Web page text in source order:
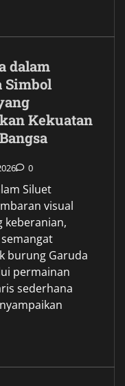
dalam
Simbol
Kekuatan
0
Siluet
visual
keberanian,
burung Garuda
permainan
sederhana